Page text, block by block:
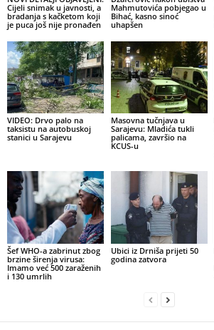
Cijeli snimak u javnosti, a
bradanja s kačketom koji
je puca još nije pronađen
Mahmutovića pobjegao u
Bihać, kasno sinoć
uhapšen
VIDEO: Drvo palo na
taksistu na autobuskoj
stanici u Sarajevu
Masovna tučnjava u
Sarajevu: Mladića tukli
palicama, završio na
KCUS-u
Šef WHO-a zabrinut zbog
brzine širenja virusa:
Imamo već 500 zaraženih
i 130 umrlih
Ubici iz Drniša prijeti 50
godina zatvora